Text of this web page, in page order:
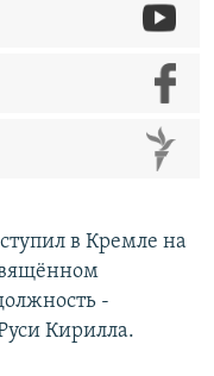
в Кремле на
-
Кирилла.